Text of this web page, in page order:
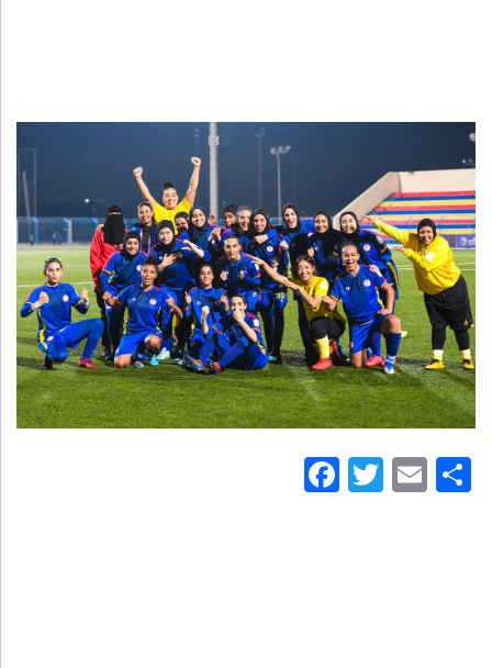
Facebook
Twitter